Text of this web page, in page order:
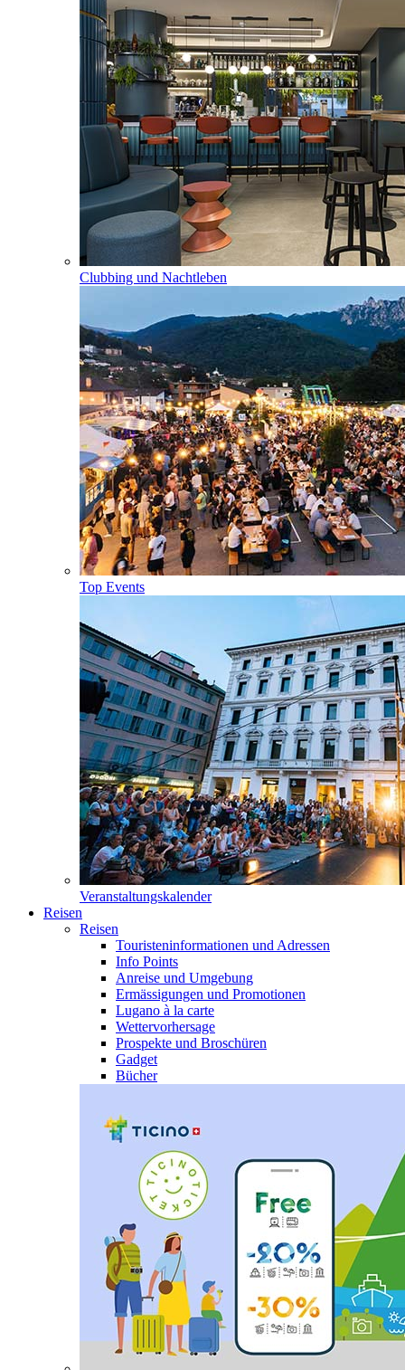
Clubbing und Nachtleben
Top Events
Veranstaltungskalender
Reisen
Reisen
Touristeninformationen und Adressen
Info Points
Anreise und Umgebung
Ermässigungen und Promotionen
Lugano à la carte
Wettervorhersage
Prospekte und Broschüren
Gadget
Bücher